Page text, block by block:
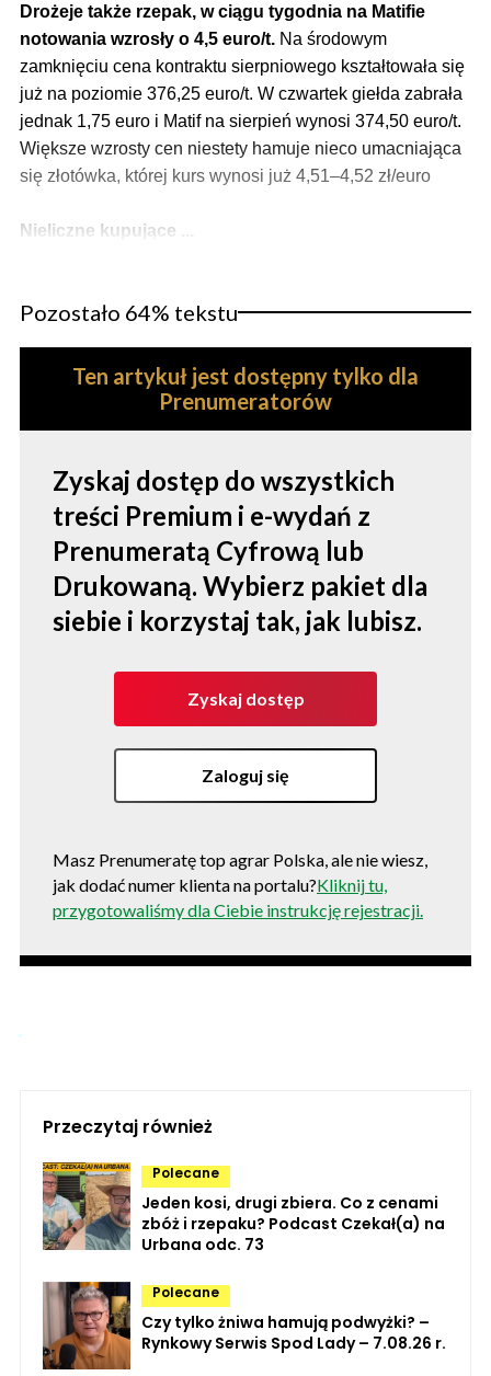
Drożeje także rzepak, w ciągu tygodnia na Matifie
notowania wzrosły o 4,5 euro/t. Na środowym
zamknięciu cena kontraktu sierpniowego kształtowała się
już na poziomie 376,25 euro/t. W czwartek giełda zabrała
jednak 1,75 euro i Matif na sierpień wynosi 374,50 euro/t.
Większe wzrosty cen niestety hamuje nieco umacniająca
się złotówka, której kurs wynosi już 4,51–4,52 zł/euro
Nieliczne kupujące ...
Pozostało 64% tekstu
Ten artykuł jest dostępny tylko dla
Prenumeratorów
Zyskaj dostęp do wszystkich
treści Premium i e-wydań z
Prenumeratą Cyfrową lub
Drukowaną. Wybierz pakiet dla
siebie i korzystaj tak, jak lubisz.
Zyskaj dostęp
Zaloguj się
Masz Prenumeratę top agrar Polska, ale nie wiesz,
jak dodać numer klienta na portalu?Kliknij tu,
przygotowaliśmy dla Ciebie instrukcję rejestracji.
Przeczytaj również
Polecane
Jeden kosi, drugi zbiera. Co z cenami
zbóż i rzepaku? Podcast Czekał(a) na
Urbana odc. 73
Polecane
Czy tylko żniwa hamują podwyżki? –
Rynkowy Serwis Spod Lady – 7.08.26 r.